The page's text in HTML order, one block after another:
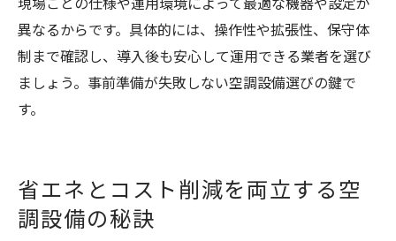
異なるからです。具体的には、操作性や拡張性、保守体
制まで確認し、導入後も安心して運用できる業者を選び
ましょう。事前準備が失敗しない空調設備選びの鍵で
す。
省エネとコスト削減を両立する空
調設備の秘訣